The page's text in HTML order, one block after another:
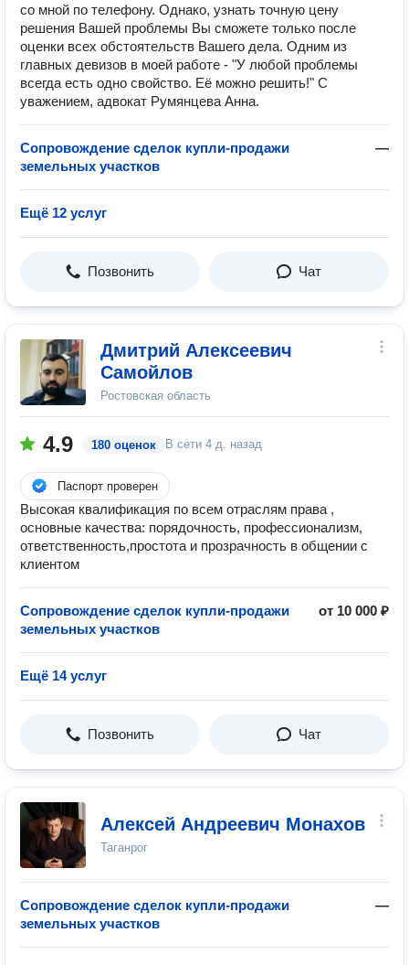
со мной по телефону. Однако, узнать точную цену
решения Вашей проблемы Вы сможете только поcле
оценки всех обстоятельств Вашего дела. Одним из
главных девизов в моей работе - "У любой проблемы
всегда есть одно свойство. Её можно решить!" С
уважением, адвокат Румянцева Анна.
Сопровождение сделок купли-продажи
земельных участков
—
Ещё 12 услуг
Позвонить Чат
Дмитрий Алексеевич
Самойлов
Ростовская область
4.9 180 оценок В сети 4 д. назад
Паспорт проверен
Высокая квалификация по всем отраслям права ,
основные качества: порядочность, профессионализм,
ответственность,простота и прозрачность в общении с
клиентом
Сопровождение сделок купли-продажи
земельных участков
от 10 000 ₽
Ещё 14 услуг
Позвонить Чат
Алексей Андреевич Монахов
Таганрог
Сопровождение сделок купли-продажи
земельных участков
—